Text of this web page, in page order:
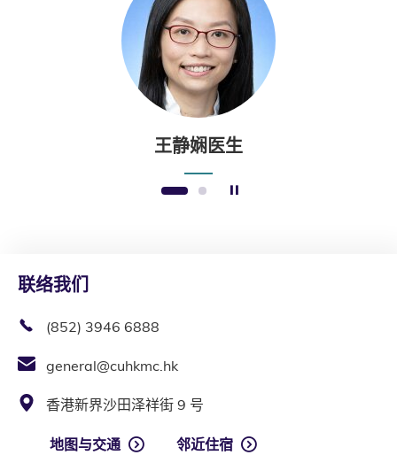
王静娴医生
1 2
联络我们
(852) 3946 6888
general@cuhkmc.hk
香港新界沙田泽祥街 9 号
地图与交通 邻近住宿